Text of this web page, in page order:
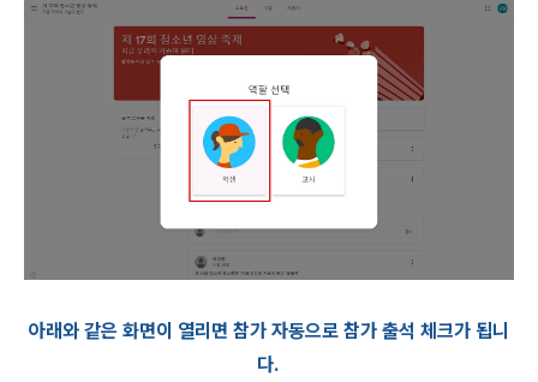
아래와 같은 화면이 열리면 참가 자동으로 참가 출석 체크가 됩니
다.